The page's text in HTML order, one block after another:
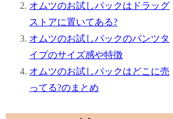
オムツのお試しパックはドラッグ
ストアに置いてある?
オムツのお試しパックのパンツタ
イプのサイズ感や特徴
オムツのお試しパックはどこに売
ってる?のまとめ